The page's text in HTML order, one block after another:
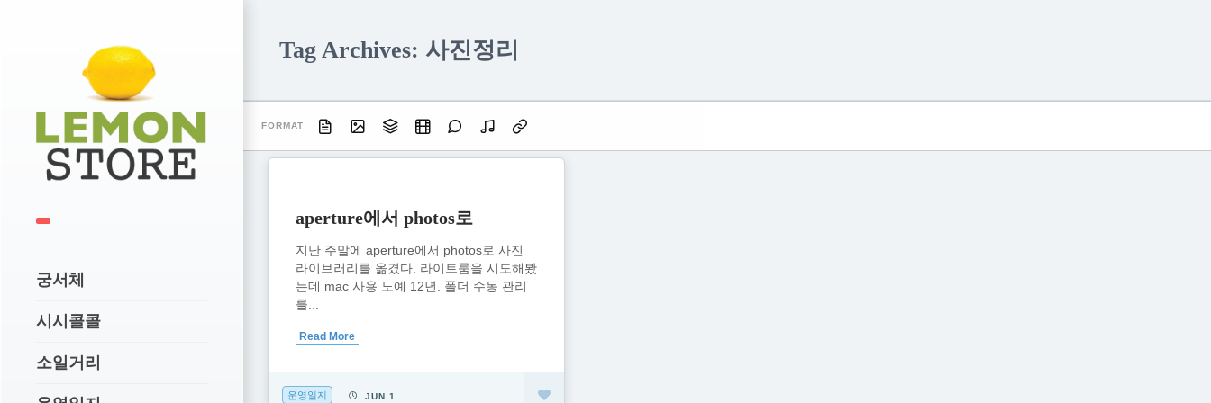
궁서체
시시콜콜
소일거리
Tag Archives: 사진정리
FORMAT
aperture에서 photos로
지난 주말에 aperture에서 photos로 사진
라이브러리를 옮겼다. 라이트룸을 시도해봤
는데 mac 사용 노예 12년. 폴더 수동 관리
를...
Read More
운영일지 JUN 1